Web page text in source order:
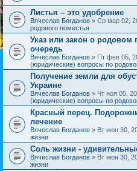
Листья – это удобрение
Вячеслав Богданов » Ср мар 02,
родового поместья
Указ или закон о
очередь
Вячеслав Богданов » Пт фев 05,
(юридические) вопросы по
Получение земли для
Украине
Вячеслав Богданов » Чт ноя 05,
(юридические) вопросы по
Красный перец.
лечение
Вячеслав Богданов » Вт июн 30,
жизни
Соль жизни -
Вячеслав Богданов » Вт июн 30,
жизни